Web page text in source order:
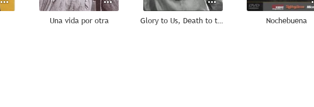
Una vida por otra Glory to Us, Death to the Enemy Nochebuena